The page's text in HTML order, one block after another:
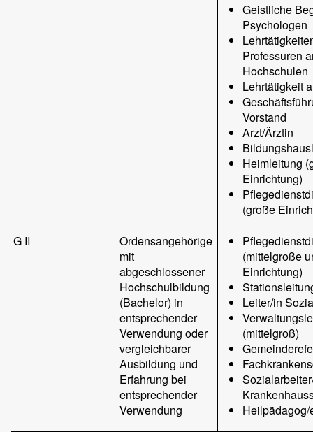
Geistliche
Psychologen
Professuren
Hochschulen
Lehrtätigkeit
Vorstand
Arzt/Ärztin
Heimleitung
Einrichtung)
(große
G II
Ordensangehörige
mit
abgeschlossener
Hochschulbildung
(Bachelor) in
entsprechender
Verwendung oder
vergleichbarer
Ausbildung und
Erfahrung bei
entsprechender
Verwendung
(mittelgroße
Einrichtung)
Leiter/in
(mittelgroß)
Heilpädagog/